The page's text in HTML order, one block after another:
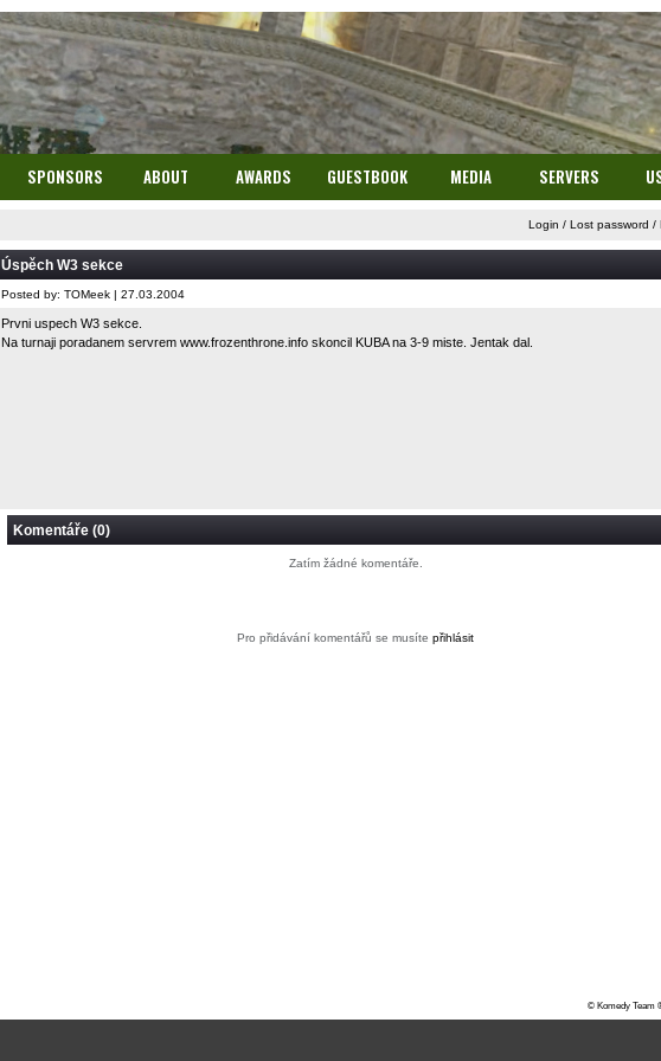
SPONSORS ABOUT AWARDS GUESTBOOK MEDIA SERVERS
Login / Lost password /
Úspěch W3 sekce
Posted by: TOMeek | 27.03.2004
Prvni uspech W3 sekce.
Na turnaji poradanem servrem www.frozenthrone.infoskoncil KUBA na 3-9 miste. Jentak dal.
Komentáře (0)
Zatím žádné komentáře.
Pro přidávání komentářů se musítepřihlásit
© Komedy Team